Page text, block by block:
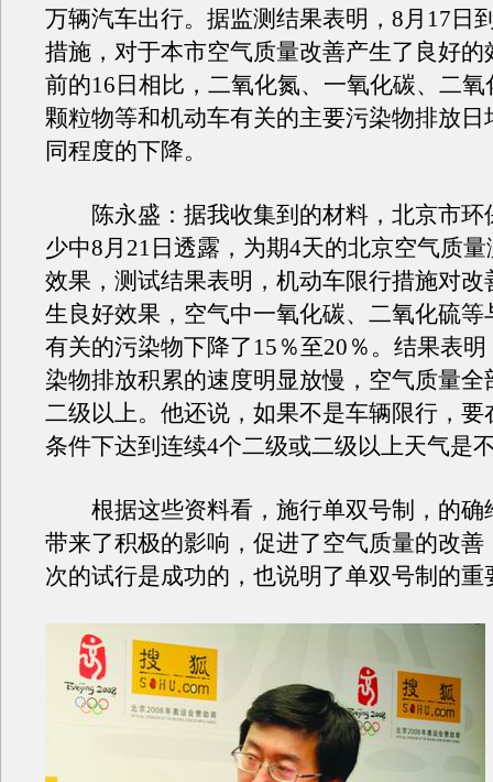
万辆汽车出行。据监测结果表明，8月17日
措施，对于本市空气质量改善产生了良好的
前的16日相比，二氧化氮、一氧化碳、二
颗粒物等和机动车有关的主要污染物排放日
同程度的下降。
陈永盛：据我收集到的材料，北京市环
少中8月21日透露，为期4天的北京空气质
效果，测试结果表明，机动车限行措施对改
生良好效果，空气中一氧化碳、二氧化硫等
有关的污染物下降了15％至20％。结果表
染物排放积累的速度明显放慢，空气质量全
二级以上。他还说，如果不是车辆限行，要
条件下达到连续4个二级或二级以上天气是
根据这些资料看，施行单双号制，的确
带来了积极的影响，促进了空气质量的改善
次的试行是成功的，也说明了单双号制的重